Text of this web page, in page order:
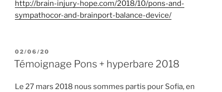
http://brain-injury-hope.com/2018/10/pons-and-
sympathocor-and-brainport-balance-device/
PUBLIÉ
LE
02/06/20
Témoignage Pons + hyperbare 2018
Le 27 mars 2018 nous sommes partis pour Sofia, en